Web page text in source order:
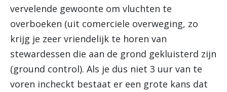
vervelende gewoonte om vluchten te
overboeken (uit comerciele overweging, zo
krijg je zeer vriendelijk te horen van
stewardessen die aan de grond gekluisterd zijn
(ground control). Als je dus niet 3 uur van te
voren incheckt bestaat er een grote kans dat